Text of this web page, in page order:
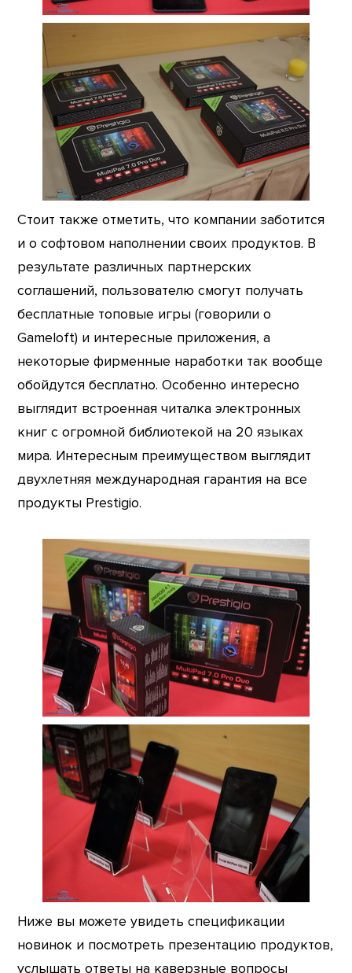
Стоит также отметить, что компании заботится
и о софтовом наполнении своих продуктов. В
результате различных партнерских
соглашений, пользователю смогут получать
бесплатные топовые игры (говорили о
Gameloft) и интересные приложения, а
некоторые фирменные наработки так вообще
обойдутся бесплатно. Особенно интересно
выглядит встроенная читалка электронных
книг с огромной библиотекой на 20 языках
мира. Интересным преимуществом выглядит
двухлетняя международная гарантия на все
продукты Prestigio.
Ниже вы можете увидеть спецификации
новинок и посмотреть презентацию продуктов,
услышать ответы на каверзные вопросы